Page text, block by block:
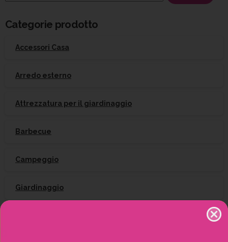
Categorie prodotto
Accessori Casa
Arredo esterno
Attrezzatura per il giardinaggio
Barbecue
Campeggio
Giardinaggio